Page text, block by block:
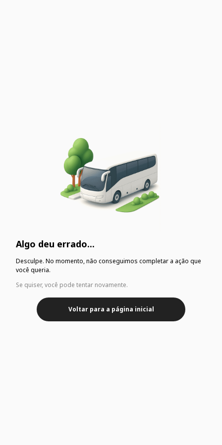
Algo deu errado...
Desculpe. No momento, não conseguimos completar a ação que
você queria.
Se quiser, você pode tentar novamente.
Voltar para a página inicial